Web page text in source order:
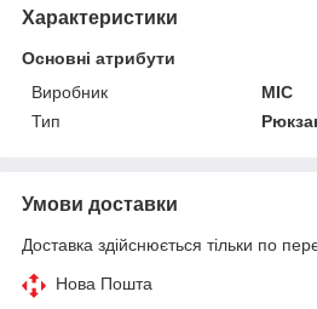
Характеристики
Основні атрибути
Виробник
MIC
Тип
Умови доставки
Доставка здійснюється тільки по
Нова Пошта